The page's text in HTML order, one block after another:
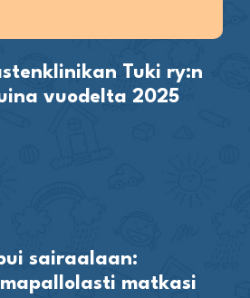
Tuki ry:n
vuodelta 2025
sairaalaan:
matkasi